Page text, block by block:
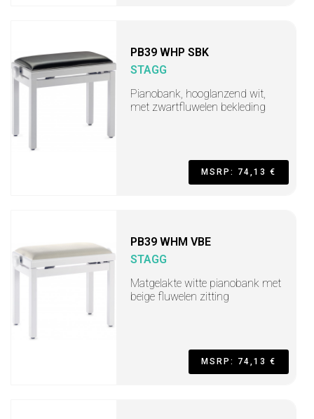
PB39 WHP SBK
STAGG
Pianobank, hooglanzend wit,
met zwartfluwelen bekleding
MSRP: 74,13 €
PB39 WHM VBE
STAGG
Matgelakte witte pianobank met
beige fluwelen zitting
MSRP: 74,13 €